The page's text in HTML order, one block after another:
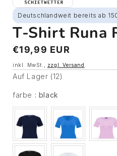
Deutschlandweit bereits ab
T-Shirt Runa
Normaler
Preis
€19,99 EUR
inkl. MwSt., zzgl. Versand
Auf Lager (12)
farbe : black